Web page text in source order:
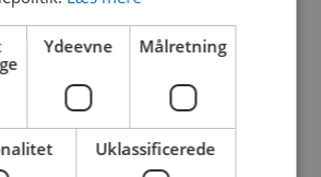
Updated 19. oktober 2021
Ydeevne Målretning
Uklassificerede